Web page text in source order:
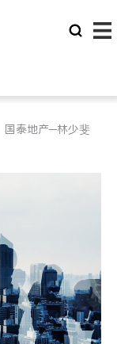
国泰地产─林少斐